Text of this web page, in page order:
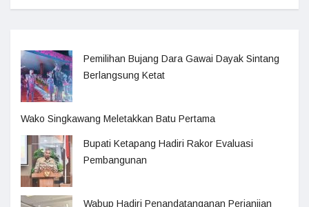
Pemilihan Bujang Dara Gawai Dayak Sintang
Berlangsung Ketat
Wako Singkawang Meletakkan Batu Pertama
Bupati Ketapang Hadiri Rakor Evaluasi
Pembangunan
Wabup Hadiri Penandatanganan Perjanjian